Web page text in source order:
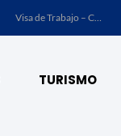
Visa de Trabajo – Chile
TURISMO